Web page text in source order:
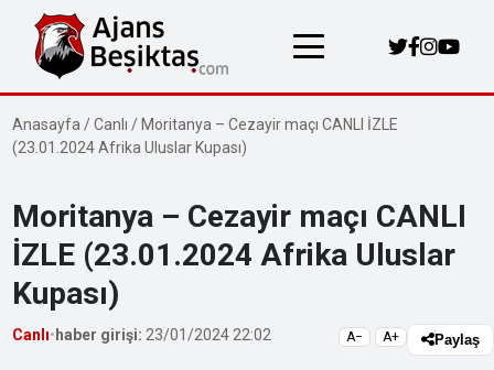
Anasayfa /Canlı / Moritanya – Cezayir maçı CANLI İZLE
(23.01.2024 Afrika Uluslar Kupası)
Moritanya – Cezayir maçı CANLI
İZLE (23.01.2024 Afrika Uluslar
Kupası)
Canlı• haber girişi: 23/01/2024 22:02 A− A+ Paylaş